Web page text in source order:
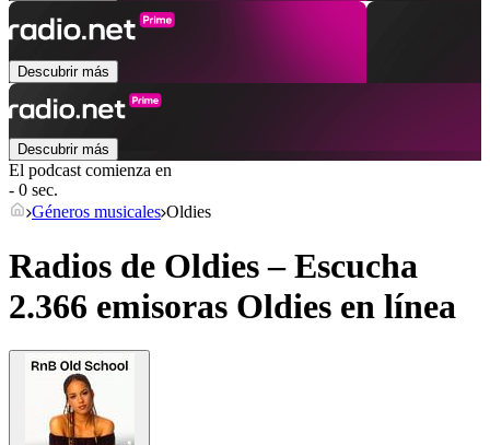
Descubrir más
Descubrir más
El podcast comienza en
- 0 sec.
Géneros musicales Oldies
Radios de Oldies – Escucha
2.366 emisoras Oldies en línea